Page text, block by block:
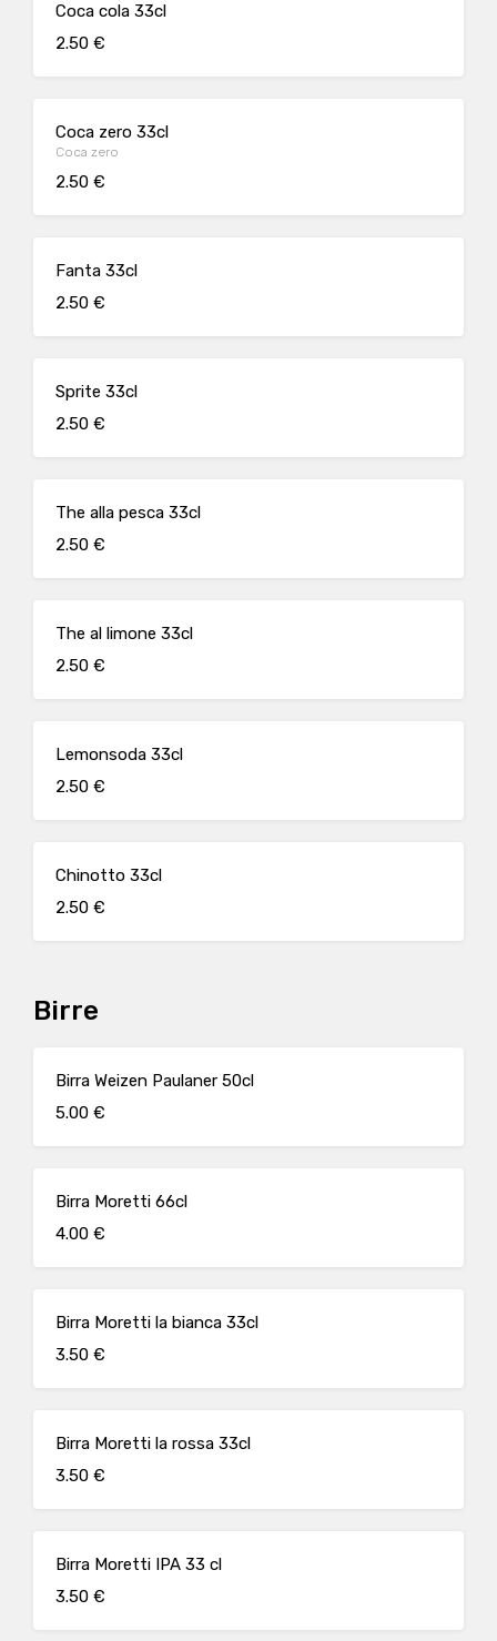
Coca cola 33cl
2.50 €
Coca zero 33cl
Coca zero
2.50 €
Fanta 33cl
2.50 €
Sprite 33cl
2.50 €
The alla pesca 33cl
2.50 €
The al limone 33cl
2.50 €
Lemonsoda 33cl
2.50 €
Chinotto 33cl
2.50 €
Birre
Birra Weizen Paulaner 50cl
5.00 €
Birra Moretti 66cl
4.00 €
Birra Moretti la bianca 33cl
3.50 €
Birra Moretti la rossa 33cl
3.50 €
Birra Moretti IPA 33 cl
3.50 €